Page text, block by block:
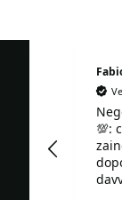
💯:
dopo. I